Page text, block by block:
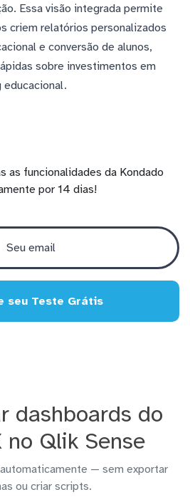
Essa visão integrada permite
criem relatórios personalizados
e conversão de alunos,
sobre investimentos em
as funcionalidades da Kondado
por 14 dias!
seu Teste Grátis
dashboards do
no Qlik Sense
— sem exportar
ou criar scripts.